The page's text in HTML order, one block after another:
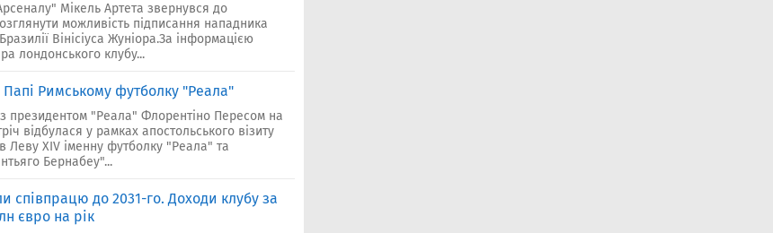
Мікель Артета звернувся до
можливість підписання нападника
Вінісіуса Жуніора.За інформацією
лондонського клубу...
Римському футболку "Реала"
президентом "Реала" Флорентіно Пересом на
відбулася у рамках апостольського візиту
Леву XIV іменну футболку "Реала" та
Бернабеу"...
співпрацю до 2031-го. Доходи клубу за
євро на рік